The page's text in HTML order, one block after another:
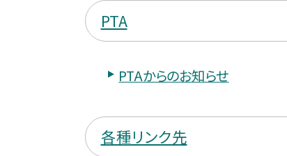
PTA
PTAからのお知らせ
各種リンク先